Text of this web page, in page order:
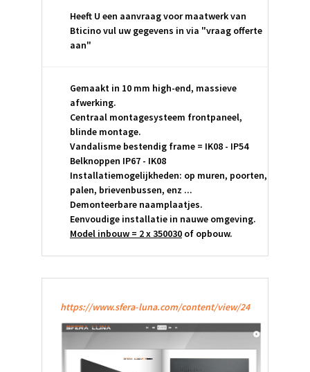
Heeft U een aanvraag voor maatwerk van
Bticino vul uw gegevens in via "vraag offerte
aan"
Gemaakt in 10 mm high-end, massieve
afwerking.
Centraal montagesysteem frontpaneel,
blinde montage.
Vandalisme bestendig frame = IK08 - IP54
Belknoppen IP67 - IK08
Installatiemogelijkheden: op muren, poorten,
palen, brievenbussen, enz ...
Demonteerbare naamplaatjes.
Eenvoudige installatie in nauwe omgeving.
Model inbouw = 2 x 350030 of opbouw.
https://www.sfera-luna.com/content/view/24